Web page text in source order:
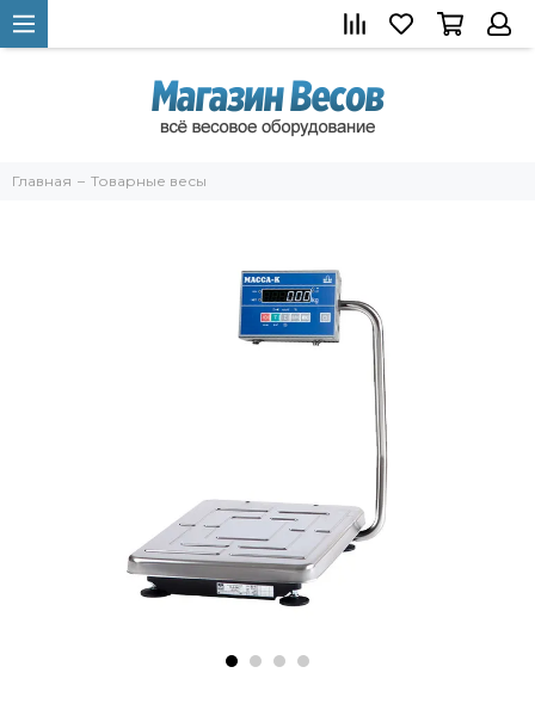
Главная Товарные весы